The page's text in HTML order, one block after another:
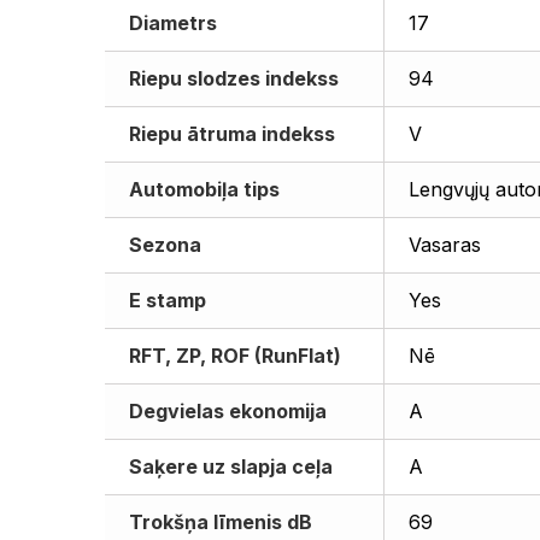
Diametrs 17
Riepu slodzes indekss 94
Riepu ātruma indekss V
Automobiļa tips Lengvųjų
Sezona Vasaras
E stamp Yes
RFT, ZP, ROF (RunFlat) Nē
Degvielas ekonomija A
Saķere uz slapja ceļa A
Trokšņa līmenis dB 69